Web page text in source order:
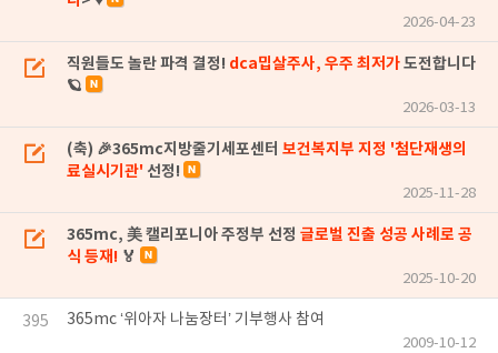
2026-04-23
직원들도 놀란 파격 결정! dca밉살주사, 우주 최저가도전합니다
🪐
2026-03-13
(축) 🎉365mc지방줄기세포센터 보건복지부 지정 '첨단재생의
료실시기관' 선정!
2025-11-28
365mc, 美 캘리포니아 주정부 선정 글로벌 진출 성공 사례로 공
식 등재! 🏅
2025-10-20
395 365mc ‘위아자 나눔장터’ 기부행사 참여
2009-10-12